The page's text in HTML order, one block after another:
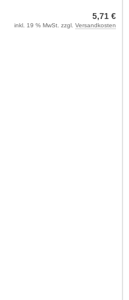
5,71 €
inkl. 19 % MwSt. zzgl. Versandkosten